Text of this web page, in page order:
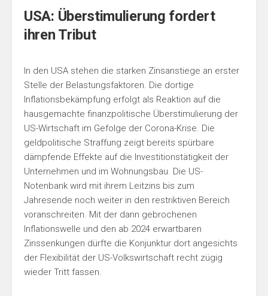
USA: Überstimulierung fordert
ihren Tribut
In den USA stehen die starken Zinsanstiege an erster
Stelle der Belastungsfaktoren. Die dortige
Inflationsbekämpfung erfolgt als Reaktion auf die
hausgemachte finanzpolitische Überstimulierung der
US-Wirtschaft im Gefolge der Corona-Krise. Die
geldpolitische Straffung zeigt bereits spürbare
dämpfende Effekte auf die Investitionstätigkeit der
Unternehmen und im Wohnungsbau. Die US-
Notenbank wird mit ihrem Leitzins bis zum
Jahresende noch weiter in den restriktiven Bereich
voranschreiten. Mit der dann gebrochenen
Inflationswelle und den ab 2024 erwartbaren
Zinssenkungen dürfte die Konjunktur dort angesichts
der Flexibilität der US-Volkswirtschaft recht zügig
wieder Tritt fassen.